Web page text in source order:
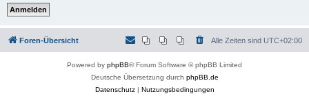
Foren-Übersicht Alle Zeiten sind UTC+02:00
Powered by phpBB® Forum Software © phpBB Limited
Deutsche Übersetzung durch phpBB.de
Datenschutz| Nutzungsbedingungen